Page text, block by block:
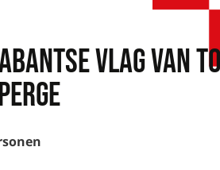
vlag van